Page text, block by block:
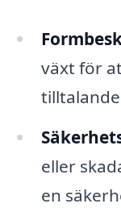
växt för
eller
en